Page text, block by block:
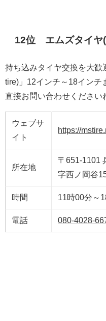
12位 エムズタイヤ
持ち込みタイヤ交換を大歓
tire)」12インチ～18インチ
直接お問い合わせください
ウェブサ
イト
https://
所在地
〒651-1101
字西ノ岡谷
時間 11時00分～
電話 080-4028-